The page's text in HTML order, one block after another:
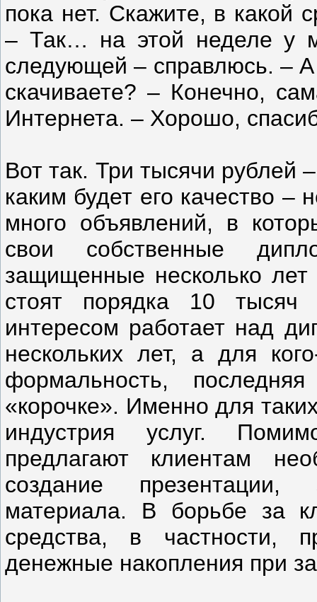
пока нет. Скажите, в какой
– Так… на этой неделе у
следующей – справлюсь. –
скачиваете? – Конечно,
Интернета. – Хорошо,
Вот так. Три тысячи рублей
каким будет его качество –
много объявлений, в
свои собственные
защищенные несколько
стоят порядка 10
интересом работает над
нескольких лет, а для
формальность,
«корочке». Именно для
индустрия услуг.
предлагают клиентам
создание презентации,
материала. В борьбе за
средства, в частности,
денежные накопления при